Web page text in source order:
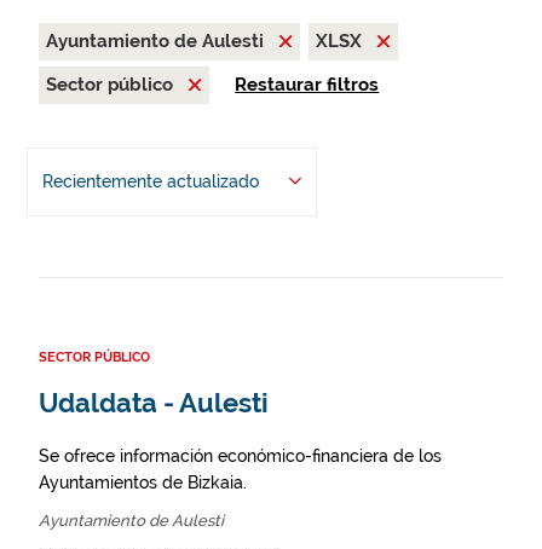
Ayuntamiento de Aulesti
XLSX
Sector público
Restaurar filtros
Recientemente actualizado
SECTOR PÚBLICO
Udaldata - Aulesti
Se ofrece información económico-financiera de los
Ayuntamientos de Bizkaia.
Ayuntamiento de Aulesti